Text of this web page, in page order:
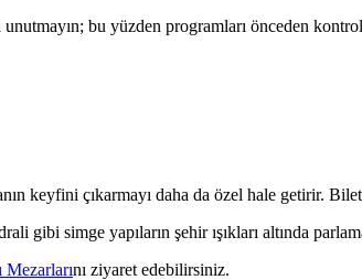
bu yüzden programları önceden
keyfini çıkarmayı daha da özel hale getirir.
simge yapıların şehir ışıkları altında
Mezarlarını ziyaret edebilirsiniz.